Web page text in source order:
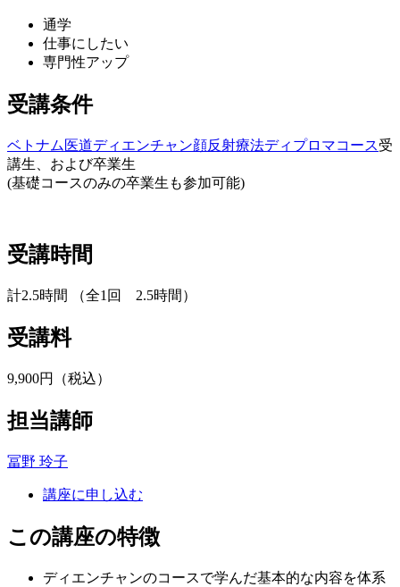
通学
仕事にしたい
専門性アップ
受講条件
ベトナム医道ディエンチャン顔反射療法ディプロマコース受
講生、および卒業生
(基礎コースのみの卒業生も参加可能)
受講時間
計2.5時間 （全1回 2.5時間）
受講料
9,900円（税込）
担当講師
冨野 玲子
講座に申し込む
この講座の特徴
ディエンチャンのコースで学んだ基本的な内容を体系